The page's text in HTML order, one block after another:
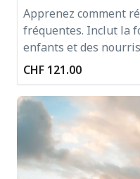
Apprenez comment
fréquentes. Inclut la
enfants et des
CHF 121.00